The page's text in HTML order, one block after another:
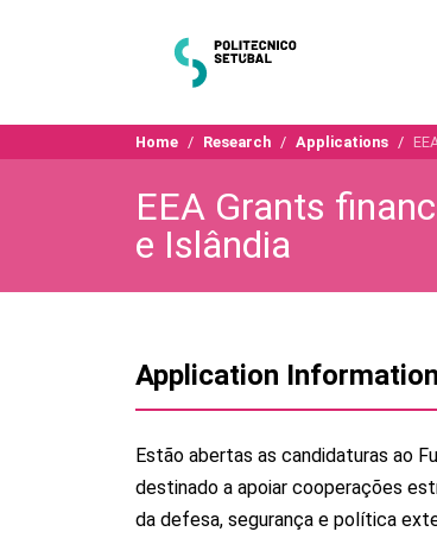
Home Research Applications
EEA Grants
e Islândia
Application Information
Estão abertas as candidaturas ao
destinado a apoiar cooperações
da defesa, segurança e política